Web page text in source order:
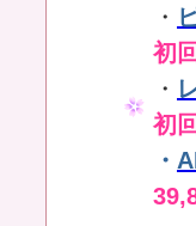
・
初
・
初
・